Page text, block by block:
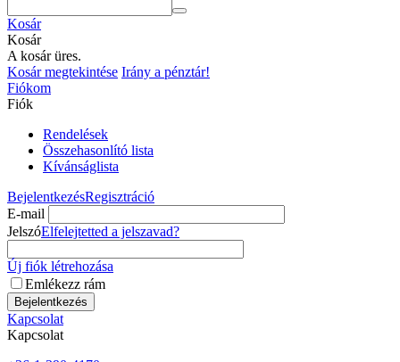
Kosár
Kosár
A kosár üres.
Kosár megtekintése Irány a pénztár!
Fiókom
Fiók
Rendelések
Összehasonlító lista
Kívánságlista
BejelentkezésRegisztráció
E-mail
JelszóElfelejtetted a jelszavad?
Új fiók létrehozása
Emlékezz rám
Bejelentkezés
Kapcsolat
Kapcsolat